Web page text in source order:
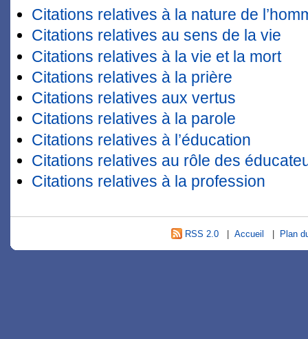
Citations relatives à la nature de
Citations relatives au sens de la vie
Citations relatives à la vie et la mort
Citations relatives à la prière
Citations relatives aux vertus
Citations relatives à la parole
Citations relatives à l’éducation
Citations relatives au rôle des
Citations relatives à la profession
RSS 2.0| Accueil | Plan